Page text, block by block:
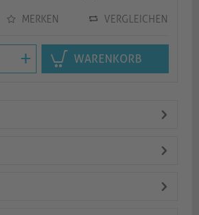
MERKEN VERGLEICHEN
+ WARENKORB